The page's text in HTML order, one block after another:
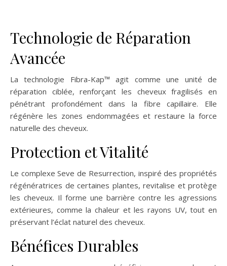
Technologie de Réparation
Avancée
La technologie Fibra-Kap™ agit comme une unité de
réparation ciblée, renforçant les cheveux fragilisés en
pénétrant profondément dans la fibre capillaire. Elle
régénère les zones endommagées et restaure la force
naturelle des cheveux.
Protection et Vitalité
Le complexe Seve de Resurrection, inspiré des propriétés
régénératrices de certaines plantes, revitalise et protège
les cheveux. Il forme une barrière contre les agressions
extérieures, comme la chaleur et les rayons UV, tout en
préservant l’éclat naturel des cheveux.
Bénéfices Durables